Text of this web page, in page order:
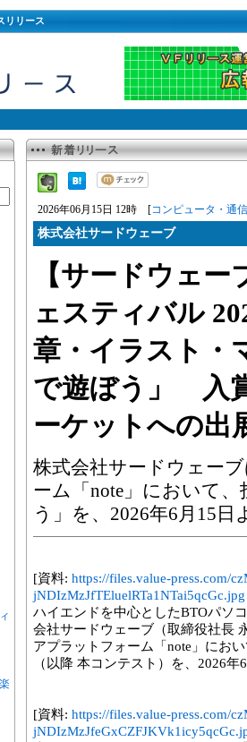
リリース
2026年06月15日 12時 [コンピュータ・通
株式会社サードウェーブ
【サードウェ
ェスティバル
章・イラスト・
で遊ぼう」 入
ーケットへの出
株式会社サードウェー
ーム「note」において
う」を、2026年6月15
[資料: https://files.value-press.com/
jNDIzMzJfTEluelRTa1NTai5qcGc.jpg
ハイエンドを中心としたBTOパソ
会社サードウェーブ（取締役社長
アプラットフォーム「note」にお
（以降 本コンテスト）を、2026
[資料: https://files.value-press.com/